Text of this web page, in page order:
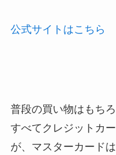
公式サイトはこちら
普段の買い物はもち
すべてクレジットカ
が、マスターカード